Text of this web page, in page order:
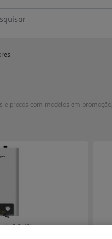
preços com modelos em promoção.
3.0 (2)